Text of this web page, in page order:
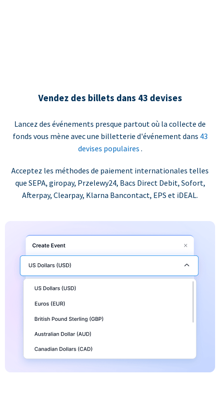
Vendez des billets dans 43 devises
Lancez des événements presque partout où la collecte de
fonds vous mène avec une billetterie d'événement dans 43
devises populaires .
Acceptez les méthodes de paiement internationales telles
que SEPA, giropay, Przelewy24, Bacs Direct Debit, Sofort,
Afterpay, Clearpay, Klarna Bancontact, EPS et iDEAL.